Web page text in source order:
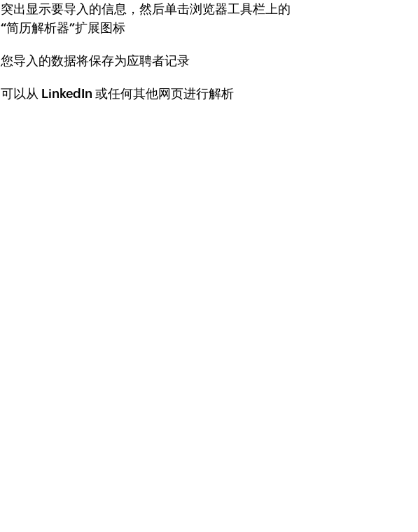
突出显示要导入的信息，然后单击浏览器工具栏上的
“简历解析器”扩展图标
您导入的数据将保存为应聘者记录
可以从 LinkedIn 或任何其他网页进行解析